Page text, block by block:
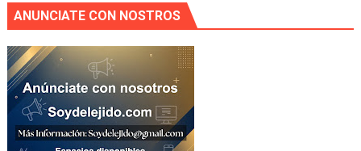
ANUNCIATE CON NOSTROS